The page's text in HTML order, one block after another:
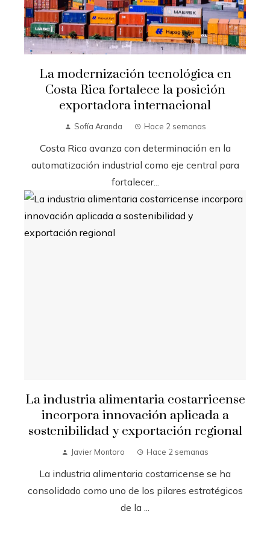
La modernización tecnológica en
Costa Rica fortalece la posición
exportadora internacional
Sofía Aranda Hace 2 semanas
Costa Rica avanza con determinación en la
automatización industrial como eje central para
fortalecer...
La industria alimentaria costarricense
incorpora innovación aplicada a
sostenibilidad y exportación regional
Javier Montoro Hace 2 semanas
La industria alimentaria costarricense se ha
consolidado como uno de los pilares estratégicos
de la ...